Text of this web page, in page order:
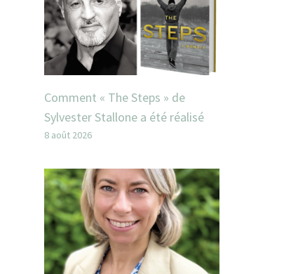
Comment « The Steps » de
Sylvester Stallone a été réalisé
8 août 2026